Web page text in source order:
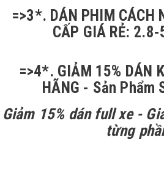
=>3*. DÁN PHIM CÁCH
CẤP GIÁ RẺ:
=>4*. GIẢM 15% DÁN
HÃNG - Sản Phẩm
Giảm 15% dán full xe -
từng